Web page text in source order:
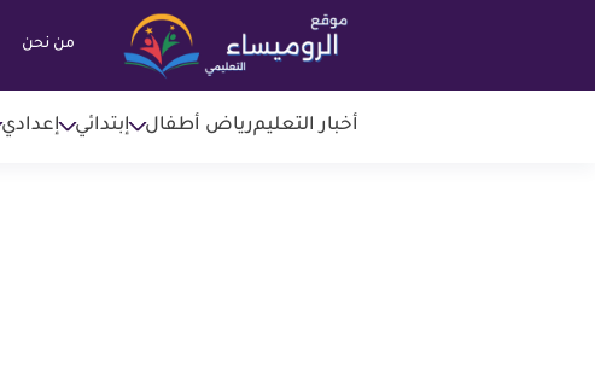
من نحن
أخبار التعليمرياض أطفال إبتدائي إعدادي